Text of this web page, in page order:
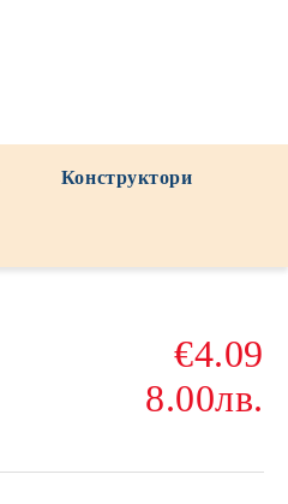
Конструктори
€4.09
8.00лв.